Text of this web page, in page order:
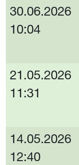
30.06.2026
10:04
21.05.2026
11:31
14.05.2026
12:40